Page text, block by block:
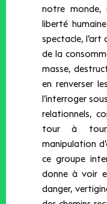
notre monde,
liberté
spectacle, l’art
de la
masse,
en renverser
l’interroger
relationnels,
tour à tour,
manipulation
ce groupe
donne à voir
danger,